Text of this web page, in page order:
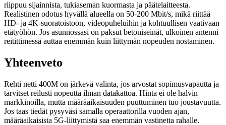
riippuu sijainnista, tukiaseman kuormasta ja päätelaitteesta.
Realistinen odotus hyvällä alueella on 50-200 Mbit/s, mikä riittää
HD- ja 4K-suoratoistoon, videopuheluihin ja kohtuullisen vaativaan
etätyöhön. Jos asunnossasi on paksut betoniseinät, ulkoinen antenni
reitittimessä auttaa enemmän kuin liittymän nopeuden nostaminen.
Yhteenveto
Rehti netti 400M on järkevä valinta, jos arvostat sopimusvapautta ja
tarvitset reilusti nopeutta ilman datakattoa. Hinta ei ole halvin
markkinoilla, mutta määräaikaisuuden puuttuminen tuo joustavuutta.
Jos taas tiedät pysyväsi samalla operaattorilla vuoden ajan,
määräaikaisista 5G-liittymistä saa enemmän vastinetta rahalle.